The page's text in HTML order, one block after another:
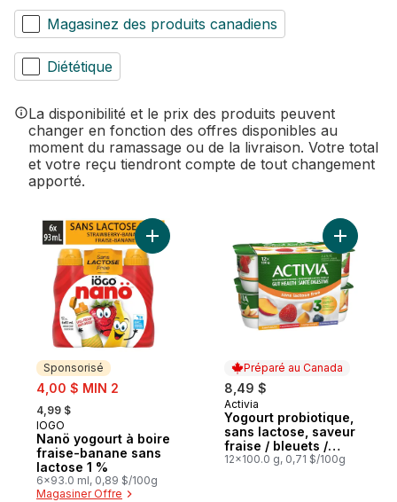
Magasinez des produits canadiens
Diététique
La disponibilité et le prix des produits peuvent
changer en fonction des offres disponibles au
moment du ramassage ou de la livraison. Votre total
et votre reçu tiendront compte de tout changement
apporté.
Sponsorisé
sale:
4,00 $ MIN 2
, formerly:
4,99 $
Sponsorisé
IÖGO
Nanö yogourt à boire
fraise-banane sans
lactose 1 %
6x93.0 ml, 0,89 $/100g
Magasiner Offre
Ajouter Nanö yogourt à boire fraise-
Préparé au Canada
8,49 $
Préparé au Canada
Activia
Yogourt probiotique,
sans lactose, saveur
fraise / bleuets /
pêche / mangue
12x100.0 g, 0,71 $/100g
Ajouter